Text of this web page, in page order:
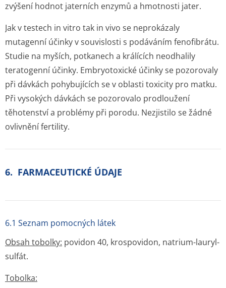
zvýšení hodnot jaterních enzymů a hmotnosti jater.
Jak v testech in vitro tak in vivo se neprokázaly
mutagenní účinky v souvislosti s podáváním fenofibrátu.
Studie na myších, potkanech a králících neodhalily
teratogenní účinky. Embryotoxické účinky se pozorovaly
při dávkách pohybujících se v oblasti toxicity pro matku.
Při vysokých dávkách se pozorovalo prodloužení
těhotenství a problémy při porodu. Nezjistilo se žádné
ovlivnění fertility.
6. FARMACEUTICKÉ ÚDAJE
6.1 Seznam pomocných látek
Obsah tobolky: povidon 40, krospovidon, natrium-lauryl-
sulfát.
Tobolka: